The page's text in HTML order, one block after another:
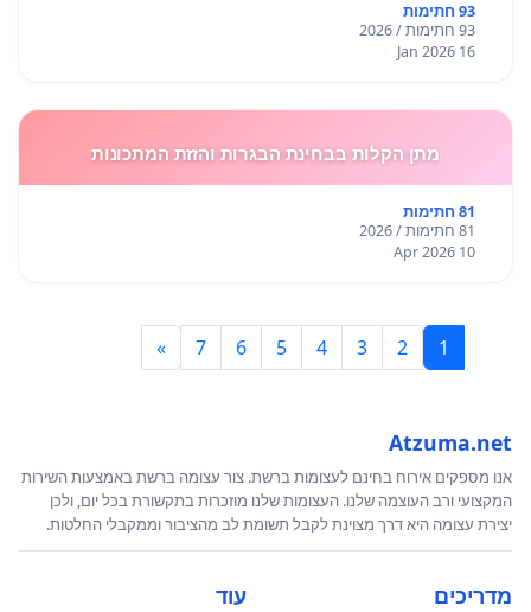
93 חתימות
93 חתימות / 2026
16 Jan 2026
מתן הקלות בבחינת הבגרות והזזת המתכונות
81 חתימות
81 חתימות / 2026
10 Apr 2026
1
2
3
4
5
6
7
»
Atzuma.net
אנו מספקים אירוח בחינם לעצומות ברשת. צור עצומה ברשת באמצעות השירות
המקצועי ורב העוצמה שלנו. העצומות שלנו מוזכרות בתקשורת בכל יום, ולכן
יצירת עצומה היא דרך מצוינת לקבל תשומת לב מהציבור וממקבלי החלטות.
מדריכים עוד